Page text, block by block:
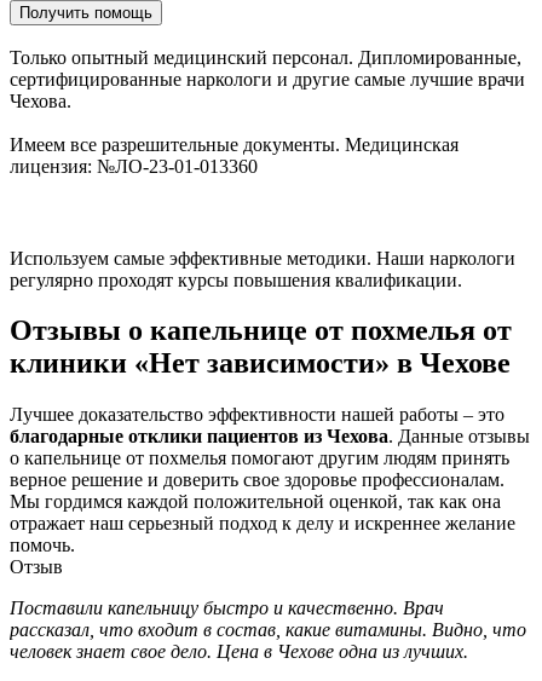
Получить помощь
Только опытный медицинский персонал. Дипломированные,
сертифицированные наркологи и другие самые лучшие врачи
Чехова.
Имеем все разрешительные документы. Медицинская
лицензия: №ЛО-23-01-013360
Используем самые эффективные методики. Наши наркологи
регулярно проходят курсы повышения квалификации.
Отзывы о капельнице от похмелья от
клиники «Нет зависимости» в Чехове
Лучшее доказательство эффективности нашей работы – это
благодарные отклики пациентов из Чехова. Данные отзывы
о капельнице от похмелья помогают другим людям принять
верное решение и доверить свое здоровье профессионалам.
Мы гордимся каждой положительной оценкой, так как она
отражает наш серьезный подход к делу и искреннее желание
помочь.
Отзыв
Поставили капельницу быстро и качественно. Врач
рассказал, что входит в состав, какие витамины. Видно, что
человек знает свое дело. Цена в Чехове одна из лучших.